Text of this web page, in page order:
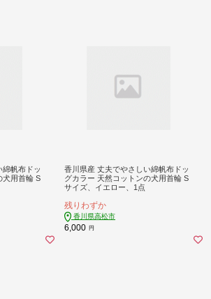
帆布ドッ
犬用首輪 S
香川県産 丈夫でやさしい綿帆布ドッ
グカラー 天然コットンの犬用首輪 S
サイズ、イエロー、1点
残りわずか
香川県高松市
6,000 円